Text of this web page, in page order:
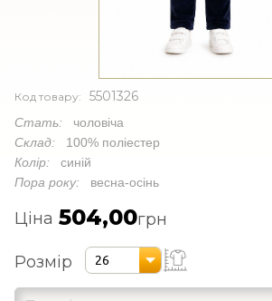
Код товару: 5501326
Стать: чоловіча
Склад: 100% поліестер
Колір: синій
Пора року: весна-осінь
Ціна 504,00грн
Розмір 26